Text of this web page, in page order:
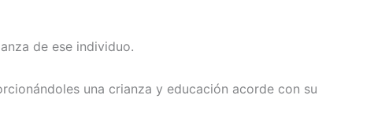
de ese individuo.
una crianza y educación acorde con su